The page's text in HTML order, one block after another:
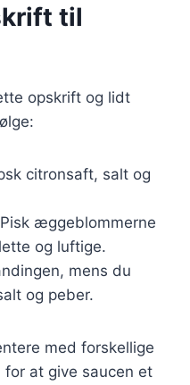
til
opskrift og lidt
citronsaft, salt og
æggeblommerne
og luftige.
mens du
og peber.
med forskellige
at give saucen et